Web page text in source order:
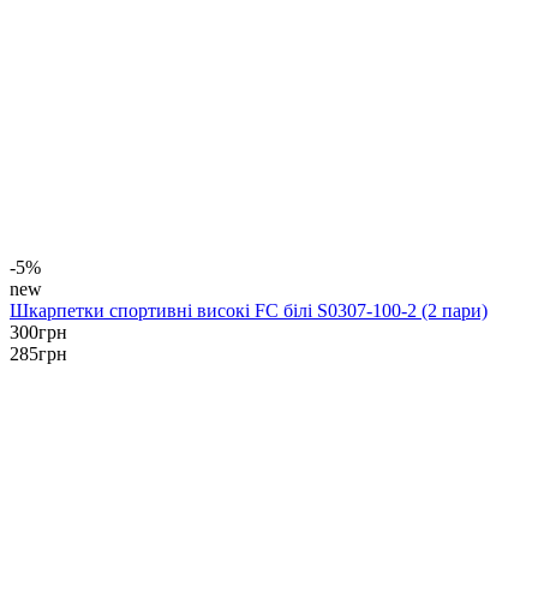
-5%
new
Шкарпетки спортивні високі FC білі S0307-100-2 (2 пари)
300грн
285грн